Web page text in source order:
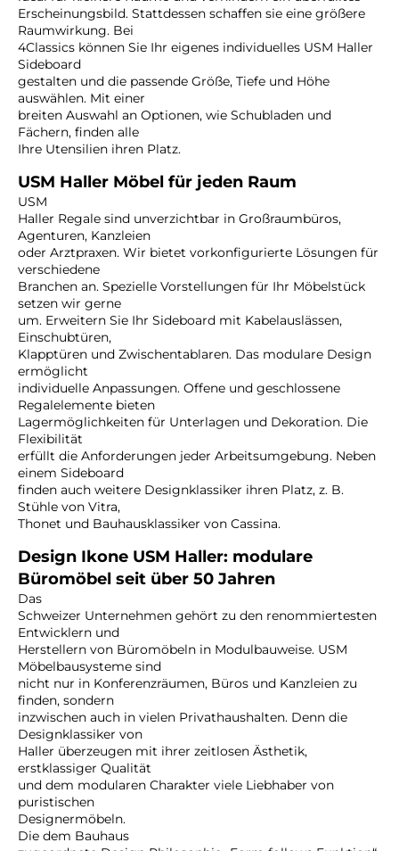
Erscheinungsbild. Stattdessen schaffen sie eine größere
Raumwirkung. Bei
4Classics können Sie Ihr eigenes individuelles USM Haller
Sideboard
gestalten und die passende Größe, Tiefe und Höhe
auswählen. Mit einer
breiten Auswahl an Optionen, wie Schubladen und
Fächern, finden alle
Ihre Utensilien ihren Platz.
USM Haller Möbel für jeden Raum
USM
Haller Regale sind unverzichtbar in Großraumbüros,
Agenturen, Kanzleien
oder Arztpraxen. Wir bietet vorkonfigurierte Lösungen für
verschiedene
Branchen an. Spezielle Vorstellungen für Ihr Möbelstück
setzen wir gerne
um. Erweitern Sie Ihr Sideboard mit Kabelauslässen,
Einschubtüren,
Klapptüren und Zwischentablaren. Das modulare Design
ermöglicht
individuelle Anpassungen. Offene und geschlossene
Regalelemente bieten
Lagermöglichkeiten für Unterlagen und Dekoration. Die
Flexibilität
erfüllt die Anforderungen jeder Arbeitsumgebung. Neben
einem Sideboard
finden auch weitere Designklassiker ihren Platz, z. B.
Stühle von Vitra,
Thonet und Bauhausklassiker von Cassina.
Design Ikone USM Haller: modulare
Büromöbel seit über 50 Jahren
Das
Schweizer Unternehmen gehört zu den renommiertesten
Entwicklern und
Herstellern von Büromöbeln in Modulbauweise. USM
Möbelbausysteme sind
nicht nur in Konferenzräumen, Büros und Kanzleien zu
finden, sondern
inzwischen auch in vielen Privathaushalten. Denn die
Designklassiker von
Haller überzeugen mit ihrer zeitlosen Ästhetik,
erstklassiger Qualität
und dem modularen Charakter viele Liebhaber von
puristischen
Designermöbeln.
Die dem Bauhaus